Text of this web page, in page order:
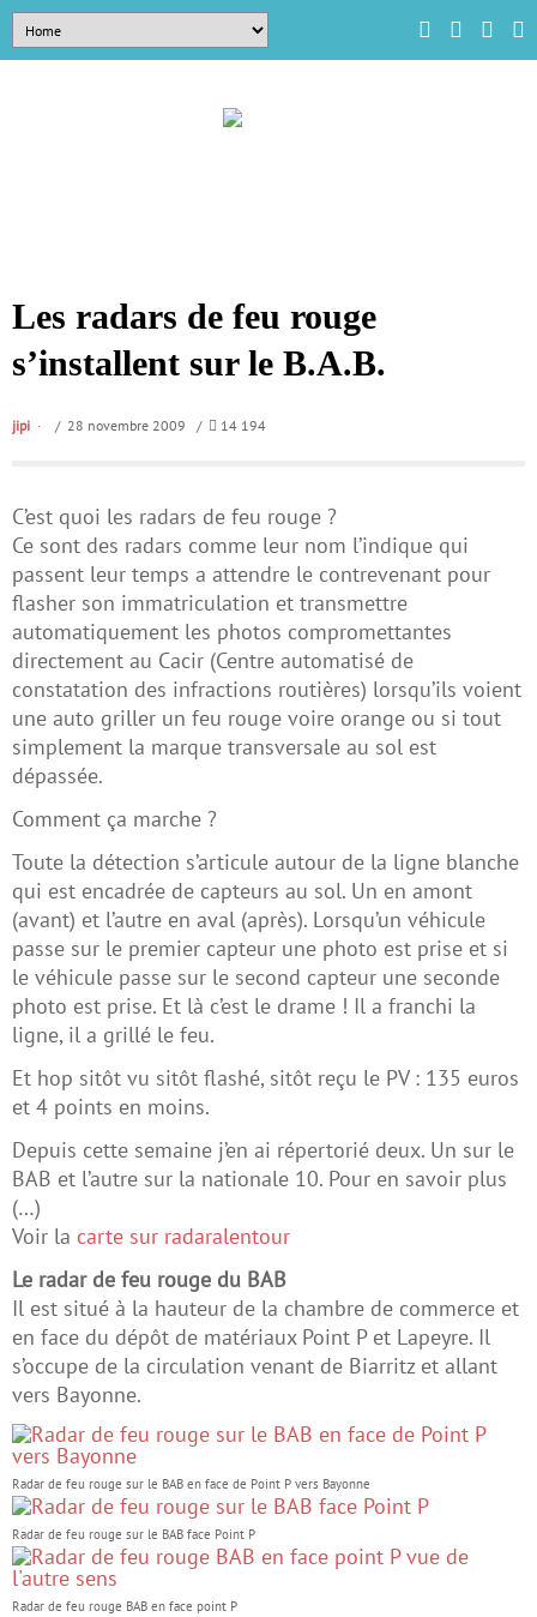
Les radars de feu rouge
s’installent sur le B.A.B.
jipi / 28 novembre 2009 / 14 194
C’est quoi les radars de feu rouge ?
Ce sont des radars comme leur nom l’indique qui
passent leur temps a attendre le contrevenant pour
flasher son immatriculation et transmettre
automatiquement les photos compromettantes
directement au Cacir (Centre automatisé de
constatation des infractions routières) lorsqu’ils voient
une auto griller un feu rouge voire orange ou si tout
simplement la marque transversale au sol est
dépassée.
Comment ça marche ?
Toute la détection s’articule autour de la ligne blanche
qui est encadrée de capteurs au sol. Un en amont
(avant) et l’autre en aval (après). Lorsqu’un véhicule
passe sur le premier capteur une photo est prise et si
le véhicule passe sur le second capteur une seconde
photo est prise. Et là c’est le drame ! Il a franchi la
ligne, il a grillé le feu.
Et hop sitôt vu sitôt flashé, sitôt reçu le PV : 135 euros
et 4 points en moins.
Depuis cette semaine j’en ai répertorié deux. Un sur le
BAB et l’autre sur la nationale 10. Pour en savoir plus
(…)
Voir la carte sur radaralentour
Le radar de feu rouge du BAB
Il est situé à la hauteur de la chambre de commerce et
en face du dépôt de matériaux Point P et Lapeyre. Il
s’occupe de la circulation venant de Biarritz et allant
vers Bayonne.
Radar de feu rouge sur le BAB en face de Point P vers Bayonne
Radar de feu rouge sur le BAB face Point P
Radar de feu rouge BAB en face point P